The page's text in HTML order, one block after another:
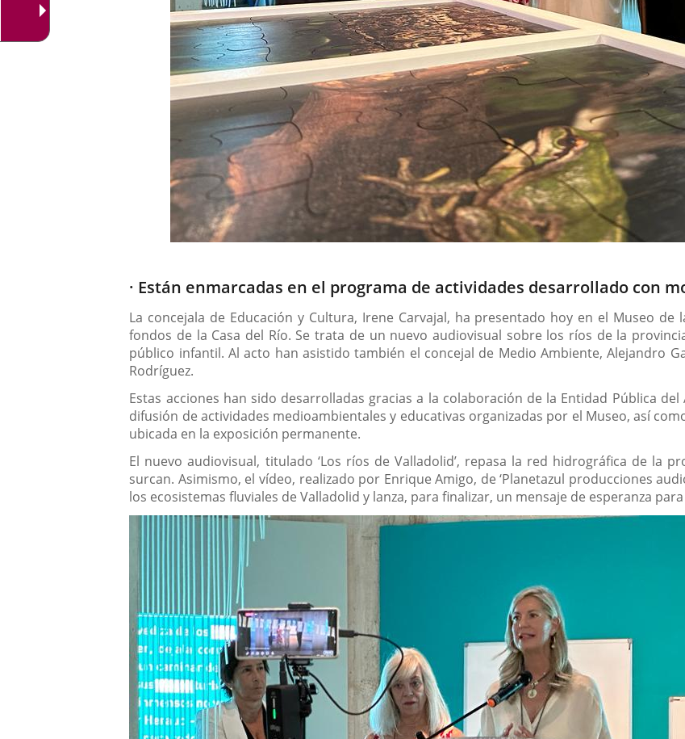
Descripción
· Están enmarcadas en el programa de actividades desarrollado con
La concejala de Educación y Cultura, Irene Carvajal, ha presentado hoy en el Museo
fondos de la Casa del Río. Se trata de un nuevo audiovisual sobre los ríos de la
público infantil. Al acto han asistido también el concejal de Medio Ambiente, Alejandro
Rodríguez.
Estas acciones han sido desarrolladas gracias a la colaboración de la Entidad Pública
difusión de actividades medioambientales y educativas organizadas por el Museo, así
ubicada en la exposición permanente.
El nuevo audiovisual, titulado ‘Los ríos de Valladolid’, repasa la red hidrográfica de la
surcan. Asimismo, el vídeo, realizado por Enrique Amigo, de ‘Planetazul producciones
los ecosistemas fluviales de Valladolid y lanza, para finalizar, un mensaje de esperanza